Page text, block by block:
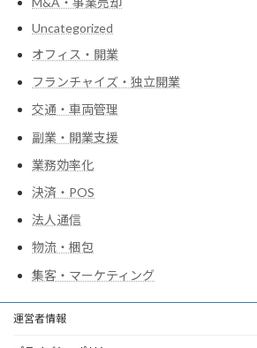
Uncategorized
オフィス・開業
フランチャイズ・独立開業
交通・車両管理
副業・開業支援
業務効率化
決済・POS
法人通信
物流・梱包
集客・マーケティング
運営者情報